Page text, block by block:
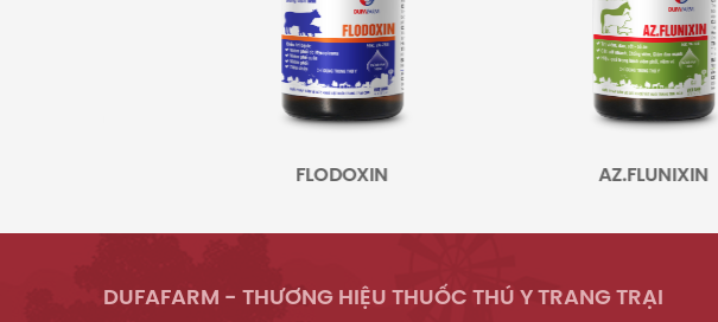
FLODOXIN AZ.FLUNIXIN
DUFAFARM - THƯƠNG HIỆU THUỐC THÚ Y TRANG TRẠI